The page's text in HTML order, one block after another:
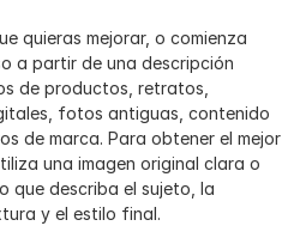
quieras mejorar, o comienza
a partir de una descripción
de productos, retratos,
fotos antiguas, contenido
de marca. Para obtener el mejor
una imagen original clara o
que describa el sujeto, la
y el estilo final.